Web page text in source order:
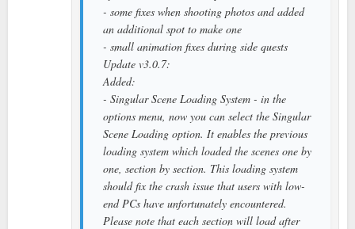
- some fixes when shooting photos and added
an additional spot to make one
- small animation fixes during side quests
Update v3.0.7:
Added:
- Singular Scene Loading System - in the
options menu, now you can select the Singular
Scene Loading option. It enables the previous
loading system which loaded the scenes one by
one, section by section. This loading system
should fix the crash issue that users with low-
end PCs have unfortunately encountered.
Please note that each section will load after